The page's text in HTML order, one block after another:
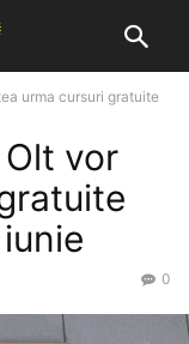
urma cursuri gratuite
vor
0